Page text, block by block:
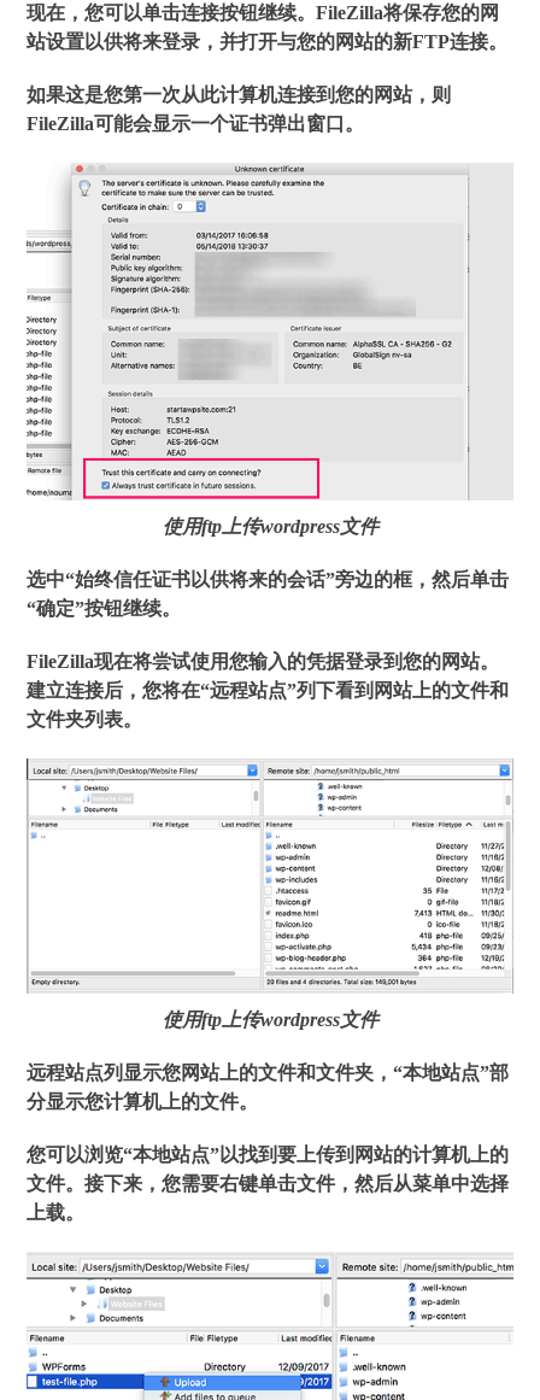
现在，您可以单击连接按钮继续。FileZilla将保存您的网
站设置以供将来登录，并打开与您的网站的新FTP连接。
如果这是您第一次从此计算机连接到您的网站，则
FileZilla可能会显示一个证书弹出窗口。
使用ftp上传wordpress文件
选中“始终信任证书以供将来的会话”旁边的框，然后单击
“确定”按钮继续。
FileZilla现在将尝试使用您输入的凭据登录到您的网站。
建立连接后，您将在“远程站点”列下看到网站上的文件和
文件夹列表。
使用ftp上传wordpress文件
远程站点列显示您网站上的文件和文件夹，“本地站点”部
分显示您计算机上的文件。
您可以浏览“本地站点”以找到要上传到网站的计算机上的
文件。接下来，您需要右键单击文件，然后从菜单中选择
上载。